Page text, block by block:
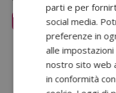
Leggi Articolo
parti e per
social media.
preferenze in
alle
nostro sito web
in conformità